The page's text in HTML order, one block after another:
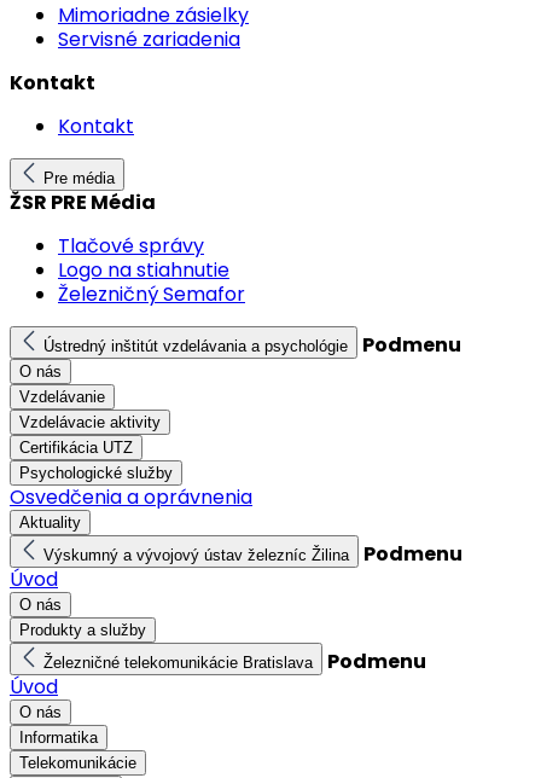
Mimoriadne zásielky
Servisné zariadenia
Kontakt
Kontakt
Pre média
ŽSR PRE Média
Tlačové správy
Logo na stiahnutie
Železničný Semafor
Ústredný inštitút vzdelávania a psychológie Podmenu
O nás
Vzdelávanie
Vzdelávacie aktivity
Certifikácia UTZ
Psychologické služby
Osvedčenia a oprávnenia
Aktuality
Výskumný a vývojový ústav železníc Žilina
Podmenu
Úvod
O nás
Produkty a služby
Železničné telekomunikácie Bratislava
Podmenu
Úvod
O nás
Informatika
Telekomunikácie